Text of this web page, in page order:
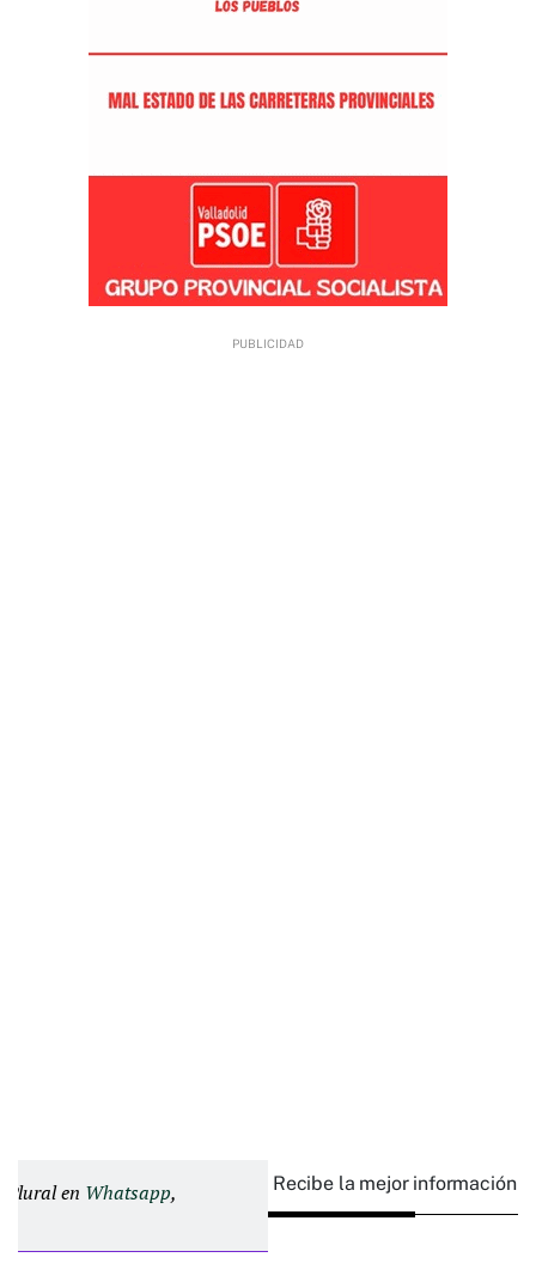
Plural en Whatsapp, Recibe la mejor información